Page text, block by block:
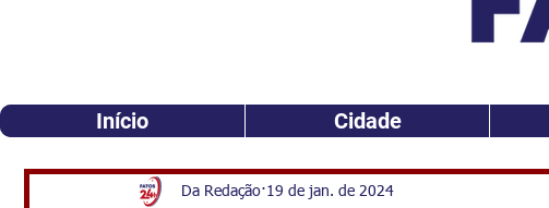
Início Cidade
Da Redação 19 de jan. de 2024